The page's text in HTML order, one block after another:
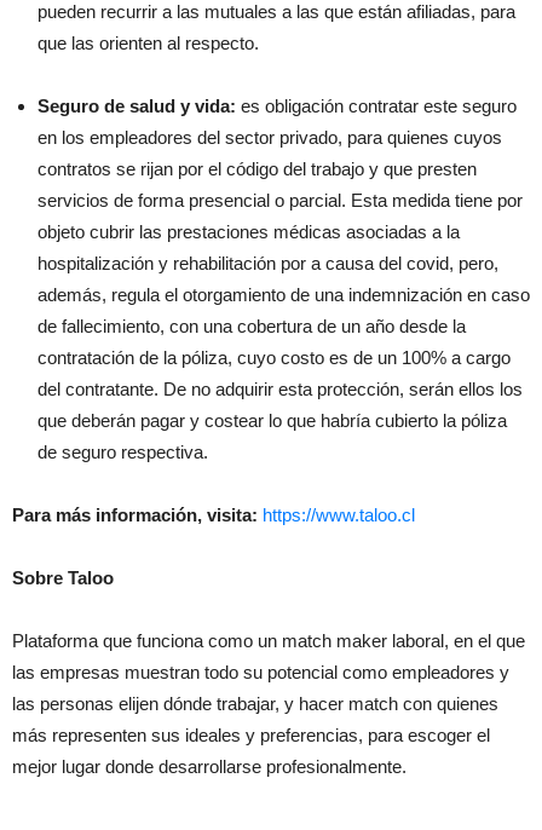
pueden recurrir a las mutuales a las que están afiliadas, para
que las orienten al respecto.
Seguro de salud y vida: es obligación contratar este seguro
en los empleadores del sector privado, para quienes cuyos
contratos se rijan por el código del trabajo y que presten
servicios de forma presencial o parcial. Esta medida tiene por
objeto cubrir las prestaciones médicas asociadas a la
hospitalización y rehabilitación por a causa del covid, pero,
además, regula el otorgamiento de una indemnización en caso
de fallecimiento, con una cobertura de un año desde la
contratación de la póliza, cuyo costo es de un 100% a cargo
del contratante. De no adquirir esta protección, serán ellos los
que deberán pagar y costear lo que habría cubierto la póliza
de seguro respectiva.
Para más información, visita: https://www.taloo.cl
Sobre Taloo
Plataforma que funciona como un match maker laboral, en el que
las empresas muestran todo su potencial como empleadores y
las personas elijen dónde trabajar, y hacer match con quienes
más representen sus ideales y preferencias, para escoger el
mejor lugar donde desarrollarse profesionalmente.